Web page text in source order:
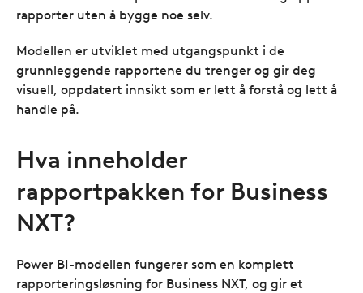
rapporter uten å bygge noe selv.
Modellen er utviklet med utgangspunkt i de
grunnleggende rapportene du trenger og gir deg
visuell, oppdatert innsikt som er lett å forstå og lett å
handle på.
Hva inneholder
rapportpakken for Business
NXT?
Power BI-modellen fungerer som en komplett
rapporteringsløsning for Business NXT, og gir et